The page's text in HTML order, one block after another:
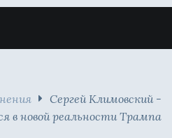
Сергей Климовский -
в новой реальности Трампа